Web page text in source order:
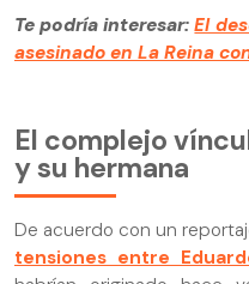
Te podría interesar:El
asesinado en La Reina
El complejo
y su hermana
De acuerdo con un
tensiones entre